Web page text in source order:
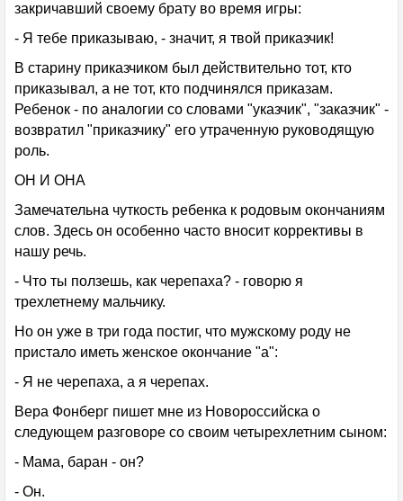
закричавший своему брату во время игры:
- Я тебе приказываю, - значит, я твой приказчик!
В старину приказчиком был действительно тот, кто
приказывал, а не тот, кто подчинялся приказам.
Ребенок - по аналогии со словами "указчик", "заказчик" -
возвратил "приказчику" его утраченную руководящую
роль.
ОН И ОНА
Замечательна чуткость ребенка к родовым окончаниям
слов. Здесь он особенно часто вносит коррективы в
нашу речь.
- Что ты ползешь, как черепаха? - говорю я
трехлетнему мальчику.
Но он уже в три года постиг, что мужскому роду не
пристало иметь женское окончание "а":
- Я не черепаха, а я черепах.
Вера Фонберг пишет мне из Новороссийска о
следующем разговоре со своим четырехлетним сыном:
- Мама, баран - он?
- Он.